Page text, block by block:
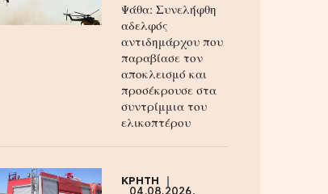
Ψάθα: Συνελήφθη
αδελφός
αντιδημάρχου που
παραβίασε τον
αποκλεισμό και
προσέκρουσε στα
συντρίμμια του
ελικοπτέρου
ΚΡΗΤΗ